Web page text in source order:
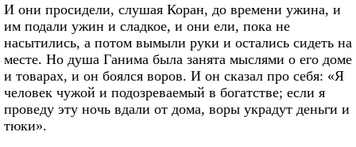
И они просидели, слушая Коран, до времени ужина, и
им подали ужин и сладкое, и они ели, пока не
насытились, а потом вымыли руки и остались сидеть на
месте. Но душа Ганима была занята мыслями о его доме
и товарах, и он боялся воров. И он сказал про себя: «Я
человек чужой и подозреваемый в богатстве; если я
проведу эту ночь вдали от дома, воры украдут деньги и
тюки».